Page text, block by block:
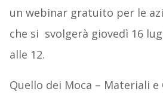
un webinar gratuito per le
che si svolgerà giovedì 16
alle 12.
Quello dei Moca – Materiali